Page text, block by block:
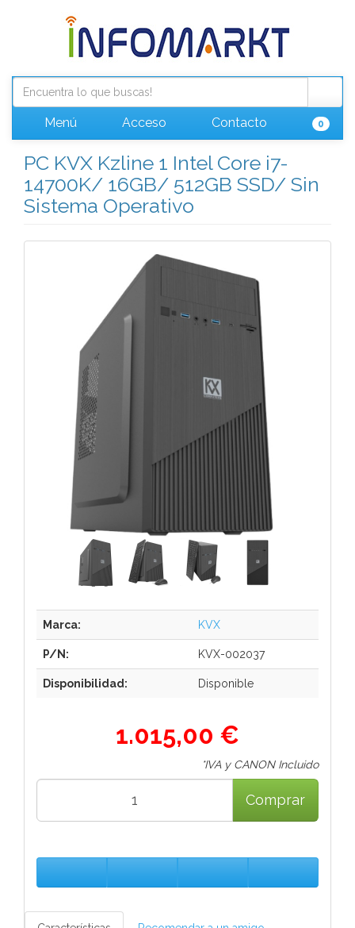
Menú Acceso Contacto 0
PC KVX Kzline 1 Intel Core i7-
14700K/ 16GB/ 512GB SSD/ Sin
Sistema Operativo
Marca: KVX
P/N: KVX-002037
Disponibilidad: Disponible
1.015,00 €
*IVA y CANON Incluido
Comprar